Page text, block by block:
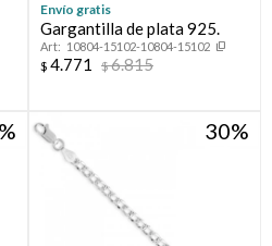
Envío gratis
Gargantilla de plata 925.
10804-15102-10804-15102
$ 4.771 $6.815
30